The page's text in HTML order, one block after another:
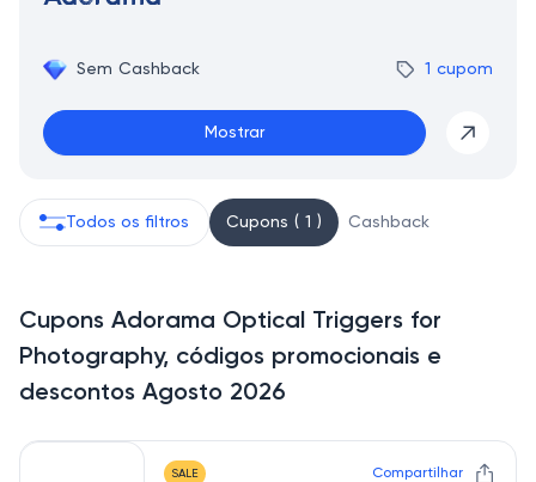
Sem Cashback 1 cupom
Mostrar
Todos os filtros Cupons ( 1 ) Cashback
Cupons Adorama Optical Triggers for
Photography, códigos promocionais e
descontos Agosto 2026
SALE Compartilhar